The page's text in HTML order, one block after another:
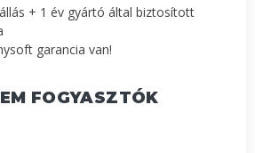
+ 1 év gyártó által biztosított
garancia van!
FOGYASZTÓK